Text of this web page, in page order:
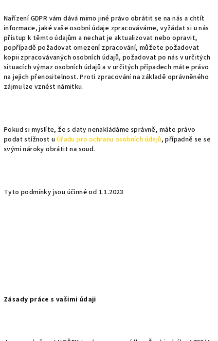
Nařízení GDPR vám dává mimo jiné právo obrátit se na nás a chtít
informace, jaké vaše osobní údaje zpracováváme, vyžádat si u nás
přístup k těmto údajům a nechat je aktualizovat nebo opravit,
popřípadě požadovat omezení zpracování, můžete požadovat
kopii zpracovávaných osobních údajů, požadovat po nás v určitých
situacích výmaz osobních údajů a v určitých případech máte právo
na jejich přenositelnost. Proti zpracování na základě oprávněného
zájmu lze vznést námitku.
Pokud si myslíte, že s daty nenakládáme správně, máte právo
podat stížnost u Úřadu pro ochranu osobních údajů, případně se se
svými nároky obrátit na soud.
Tyto podmínky jsou účinné od 1.1.2023
Zásady práce s vašimi údaji